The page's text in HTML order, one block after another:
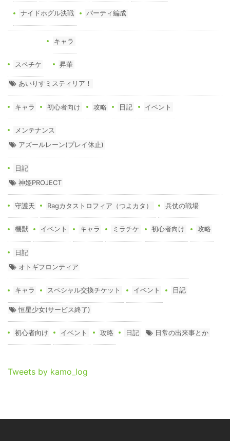
ナイドホグル決戦 パーティ編成
スペチケ
キャラ
昇華
あいりすミスティリア！
キャラ 初心者向け 攻略 日記 イベント
メンテナンス
アズールレーン(プレイ休止)
日記
神姫PROJECT
守護天 Ragカタストロフィア（つよカタ） 兵仗の戦場
機獣 イベント キャラ ミラチケ 初心者向け 攻略
日記
オトギフロンティア
キャラ スペシャル交換チケット イベント 日記
恒星少女(サービス終了)
初心者向け イベント 攻略 日記 日常の出来事とか
Tweets by kamo_log